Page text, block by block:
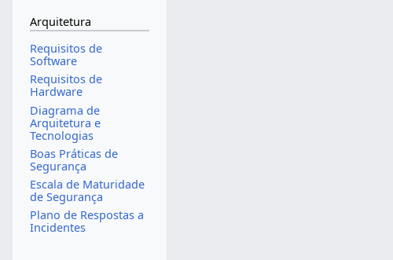
Arquitetura
Requisitos de
Software
Requisitos de
Hardware
Diagrama de
Arquitetura e
Tecnologias
Boas Práticas de
Segurança
Escala de Maturidade
de Segurança
Plano de Respostas a
Incidentes